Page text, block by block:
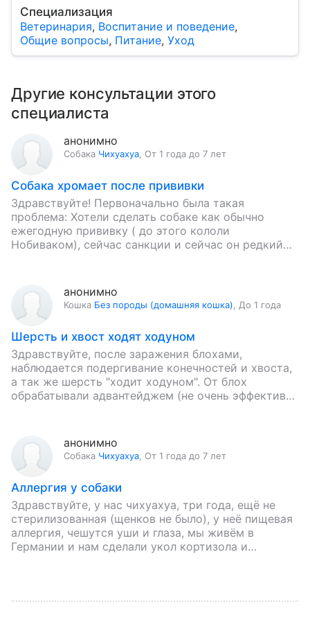
Специализация
Ветеринария, Воспитание и поведение,
Общие вопросы, Питание, Уход
Другие консультации этого
специалиста
анонимно
Собака Чихуахуа От 1 года до 7 лет
Собака хромает после прививки
Здравствуйте! Первоначально была такая
проблема: Хотели сделать собаке как обычно
ежегодную прививку ( до этого кололи
Нобиваком), сейчас санкции и сейчас он редкий
анонимно
Кошка Без породы (домашняя кошка) До 1 года
Шерсть и хвост ходят ходуном
Здравствуйте, после заражения блохами,
наблюдается подергивание конечностей и хвоста,
а так же шерсть "ходит ходуном". От блох
обрабатывали адвантейджем (не очень эффективно
анонимно
Собака Чихуахуа От 1 года до 7 лет
Аллергия у собаки
Здравствуйте, у нас чихуахуа, три года, ещё не
стерилизованная (щенков не было), у неё пищевая
аллергия, чешутся уши и глаза, мы живём в
Германии и нам сделали укол кортизола и…